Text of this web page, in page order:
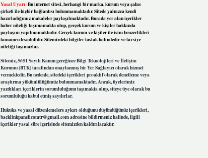
Yasal Uyarı:Bu internet sitesi, herhangi bir marka, kurum veya şahıs
şirketi ile hiçbir bağlantısı bulunmamaktadır. Sitede yalnızca kendi
hazırladığımız makaleler paylaşılmaktadır. Burada yer alan içerikler
haber niteliği taşımamakta olup, gerçek kurum ve kişiler hakkında
paylaşım yapılmamaktadır. Gerçek kurum ve kişiler ile isim benzerlikleri
tamamen tesadüfidir. Sitemizdeki bilgiler taslak halindedir ve tavsiye
niteliği taşımazlar.
Sitemiz, 5651 Sayılı Kanun gereğince Bilgi Teknolojileri ve İletişim
Kurumu (BTK) tarafından onaylanmış bir Yer Sağlayıcı olarak hizmet
vermektedir. Bu nedenle, sitedeki içerikleri proaktif olarak denetleme veya
araştırma yükümlülüğümüz bulunmamaktadır. Ancak, üyelerimiz
yazdıkları içeriklerin sorumluluğunu taşımakta olup, siteye üye olarak bu
sorumluluğu kabul etmiş sayılırlar.
Hukuka ve yasal düzenlemelere aykırı olduğunu düşündüğünüz içerikleri,
backlinkpanelicomtr@gmail.comadresine bildirmeniz halinde, ilgili
içerikler yasal süre içerisinde sitemizden kaldırılacaktır.